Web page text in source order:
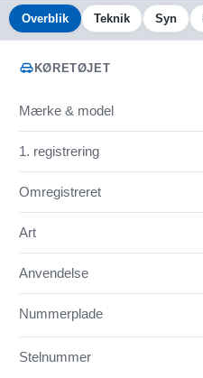
Overblik Teknik Syn
KØRETØJET
Mærke & model
1. registrering
Omregistreret
Art
Anvendelse
Nummerplade
Stelnummer